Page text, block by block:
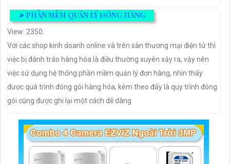
➤PHẦN MỀM QUẢN LÝ ĐÓNG HÀNG
View: 2350.
Với các shop kinh doanh online và trên sàn thương mại điện tử thì
việc bị đánh tráo hàng hóa là điều thường xuyên xảy ra, vậy nên
việc sử dụng hệ thống phần mềm quản lý đơn hàng, nhìn thấy
được quá trình đóng gói hàng hóa, kèm theo đấy là quy trình đóng
gói cũng được ghi lại một cách dễ dàng